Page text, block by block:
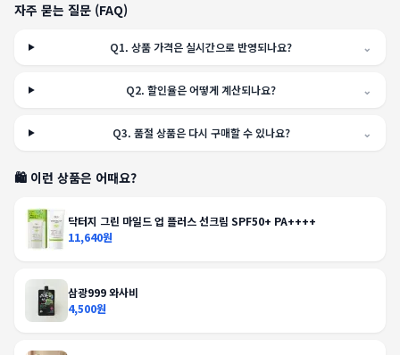
자주 묻는 질문 (FAQ)
Q1.상품 가격은 실시간으로 반영되나요? ⌄
Q2.할인율은 어떻게 계산되나요? ⌄
Q3. 품절 상품은 다시 구매할 수 있나요? ⌄
🛍️ 이런 상품은 어때요?
닥터지 그린 마일드 업 플러스 선크림 SPF50+ PA++++
11,640원
삼광999 와사비
4,500원